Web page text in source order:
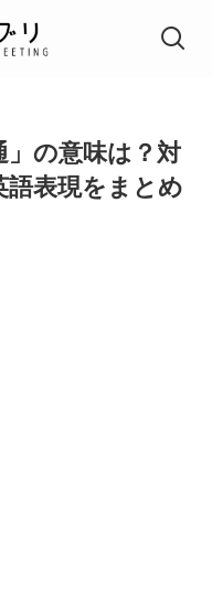
」の意味は？対
語表現をまとめ